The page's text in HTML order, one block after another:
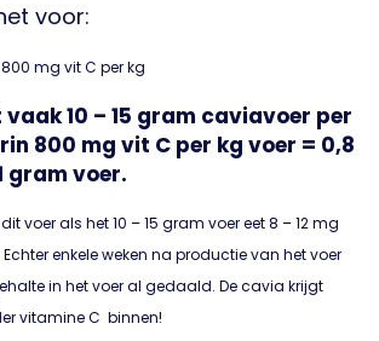
voor:
mg vit C per kg
vaak 10 – 15 gram caviavoer per
800 mg vit C per kg voer = 0,8
gram voer.
voer als het 10 – 15 gram voer eet 8 – 12 mg
enkele weken na productie van het voer
in het voer al gedaald. De cavia krijgt
vitamine C binnen!